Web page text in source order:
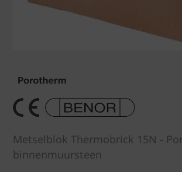
Metselblok Thermobrick 15N -
binnenmuursteen